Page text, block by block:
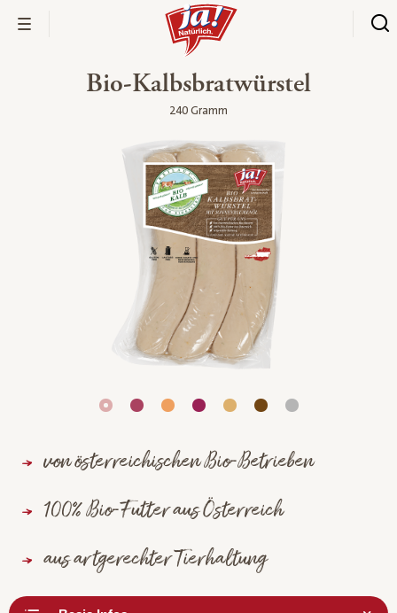
Bio-Kalbsbratwürstel
240 Gramm
von österreichischen Bio-Betrieben
100% Bio-Futter aus Österreich
aus artgerechter Tierhaltung